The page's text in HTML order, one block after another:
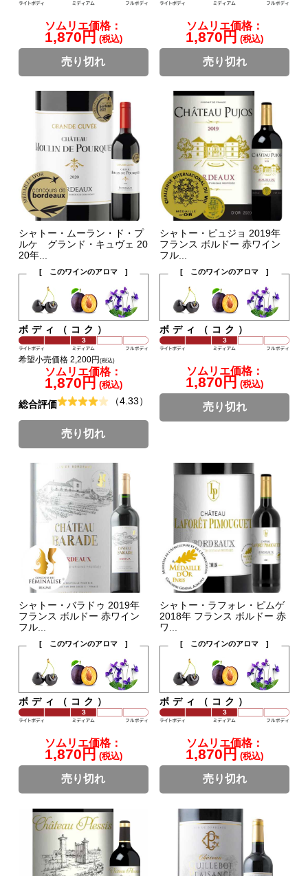
ソムリエ価格：
1,870円 (税込)
売り切れ
ソムリエ価格：
1,870円 (税込)
売り切れ
シャトー・ムーラン・ド・プ
ルケ グランド・キュヴェ 20
20年...
[ このワインのアロマ ]
ボディ（コク）
希望小売価格 2,200円 (税込)
ソムリエ価格：
1,870円 (税込)
総合評価 （4.33）
売り切れ
シャトー・ピュジョ 2019年
フランス ボルドー 赤ワイン
フル...
[ このワインのアロマ ]
ボディ（コク）
ソムリエ価格：
1,870円 (税込)
売り切れ
シャトー・バラドゥ 2019年
フランス ボルドー 赤ワイン
フル...
[ このワインのアロマ ]
ボディ（コク）
ソムリエ価格：
1,870円 (税込)
売り切れ
シャトー・ラフォレ・ピムゲ
2018年 フランス ボルドー 赤
ワ...
[ このワインのアロマ ]
ボディ（コク）
ソムリエ価格：
1,870円 (税込)
売り切れ